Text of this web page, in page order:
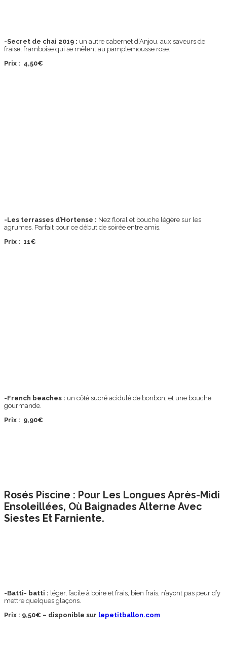
-Secret de chai 2019 : un autre cabernet d’Anjou, aux saveurs de
fraise, framboise qui se mêlent au pamplemousse rose.
Prix : 4,50€
-Les terrasses d’Hortense : Nez floral et bouche légère sur les
agrumes. Parfait pour ce début de soirée entre amis.
Prix : 11€
-French beaches : un côté sucré acidulé de bonbon, et une bouche
gourmande.
Prix : 9,90€
Rosés Piscine : Pour Les Longues Après-Midi
Ensoleillées, Où Baignades Alterne Avec
Siestes Et Farniente.
-Batti- batti : léger, facile à boire et frais, bien frais, n’ayont pas peur d’y
mettre quelques glaçons.
Prix : 9,50€ – disponible sur lepetitballon.com